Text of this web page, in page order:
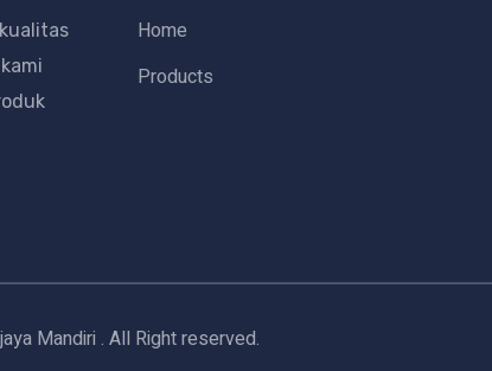
Home
Products
Mandiri . All Right reserved.